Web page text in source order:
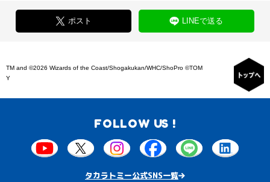
ポスト LINEで送る
TM and ©2026 Wizards of the Coast/Shogakukan/WHC/ShoPro ©TOM
Y
FOLLOW US !
タカラトミー公式SNS一覧